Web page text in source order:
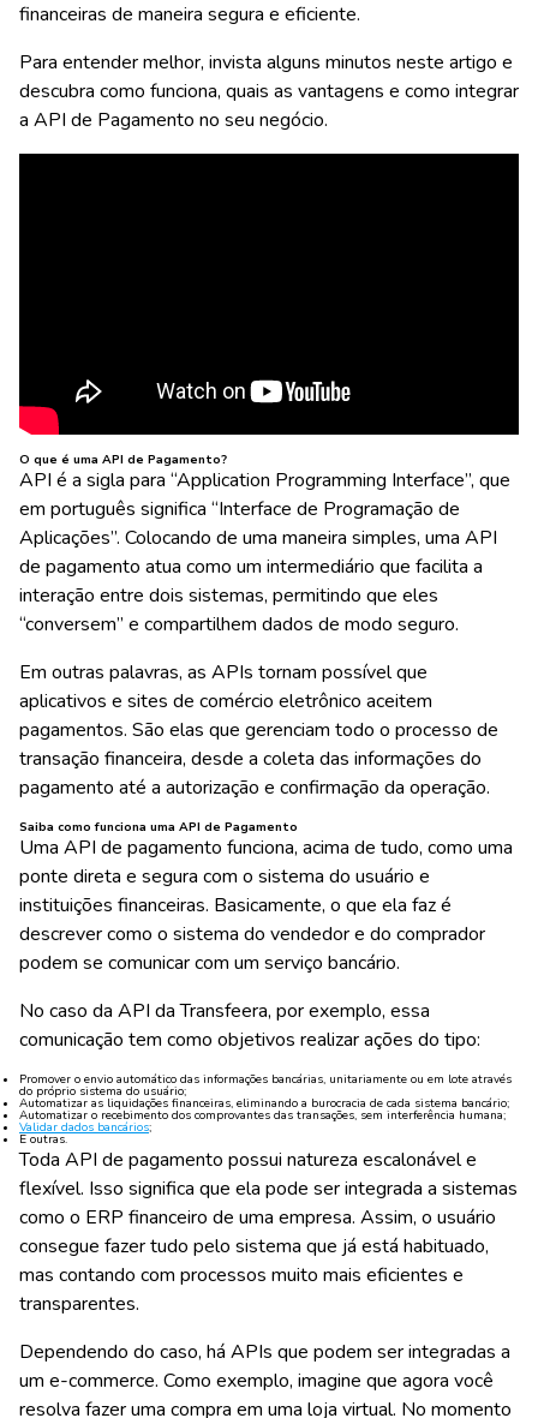
financeiras de maneira segura e eficiente.
Para entender melhor, invista alguns minutos neste artigo e
descubra como funciona, quais as vantagens e como integrar
a API de Pagamento no seu negócio.
O que é uma API de Pagamento?
API é a sigla para “Application Programming Interface”, que
em português significa “Interface de Programação de
Aplicações”. Colocando de uma maneira simples, uma API
de pagamento atua como um intermediário que facilita a
interação entre dois sistemas, permitindo que eles
“conversem” e compartilhem dados de modo seguro.
Em outras palavras, as APIs tornam possível que
aplicativos e sites de comércio eletrônico aceitem
pagamentos. São elas que gerenciam todo o processo de
transação financeira, desde a coleta das informações do
pagamento até a autorização e confirmação da operação.
Saiba como funciona uma API de Pagamento
Uma API de pagamento funciona, acima de tudo, como uma
ponte direta e segura com o sistema do usuário e
instituições financeiras. Basicamente, o que ela faz é
descrever como o sistema do vendedor e do comprador
podem se comunicar com um serviço bancário.
No caso da API da Transfeera, por exemplo, essa
comunicação tem como objetivos realizar ações do tipo:
Promover o envio automático das informações bancárias, unitariamente ou em lote através
do próprio sistema do usuário;
Automatizar as liquidações financeiras, eliminando a burocracia de cada sistema bancário;
Automatizar o recebimento dos comprovantes das transações, sem interferência humana;
Validar dados bancários;
E outras.
Toda API de pagamento possui natureza escalonável e
flexível. Isso significa que ela pode ser integrada a sistemas
como o ERP financeiro de uma empresa. Assim, o usuário
consegue fazer tudo pelo sistema que já está habituado,
mas contando com processos muito mais eficientes e
transparentes.
Dependendo do caso, há APIs que podem ser integradas a
um e-commerce. Como exemplo, imagine que agora você
resolva fazer uma compra em uma loja virtual. No momento